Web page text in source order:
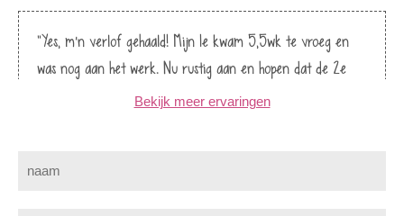
"Yes, m’n verlof gehaald! Mijn 1e kwam 5,5wk te vroeg en
was nog aan het werk. Nu rustig aan en hopen dat de 2e
langer blijft zitten. "Bekijk meer ervaringen